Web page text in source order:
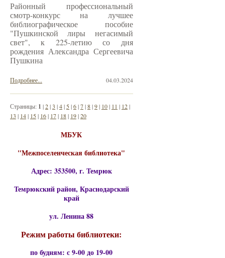
Районный профессиональный
смотр-конкурс на лучшее
библиографическое пособие
"Пушкинской лиры негасимый
свет", к 225-летию со дня
рождения Александра Сергеевича
Пушкина
04.03.2024
Подробнее...
Страницы: 1 |2|3 |4| 5|6|7|8|9| 10| 11 | 12|
13 | 14| 15| 16| 17| 18| 19|20
МБУК
"Межпоселенческая библиотека"
Адрес: 353500, г. Темрюк
Темрюкский район, Краснодарский
край
ул. Ленина 88
Режим работы библиотеки:
по будням: с 9-00 до 19-00